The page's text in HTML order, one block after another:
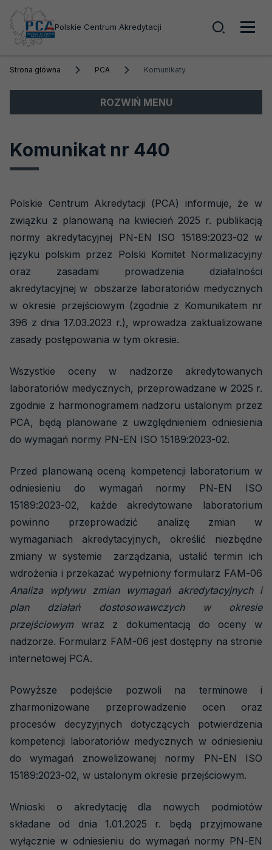
Polskie Centrum Akredytacji
Strona główna PCA Komunikaty
ROZWIŃ MENU
Obszary akredytacji
Akredytacja krok po kroku
Szkolenia
PCA
O nas
Kierownictwo
Aktualności
Komunikaty
Współpraca międzynarodowa
Przetargi
Działania promocyjne
się
nowej
Kariera
Kontakt
Komunikat nr 440
Polskie Centrum Akredytacji (PCA) informuje, że w
związku z planowaną na kwiecień 2025 r. publikacją
normy akredytacyjnej PN-EN ISO 15189:2023-02 w
języku polskim przez Polski Komitet Normalizacyjny
oraz zasadami prowadzenia działalności
akredytacyjnej w obszarze laboratoriów medycznych
w okresie przejściowym (zgodnie z Komunikatem nr
396 z dnia 17.03.2023 r.), wprowadza zaktualizowane
zasady postępowania w tym okresie.
Wszystkie oceny w nadzorze akredytowanych
laboratoriów medycznych, przeprowadzane w 2025 r.
zgodnie z harmonogramem nadzoru ustalonym przez
PCA, będą planowane z uwzględnieniem odniesienia
do wymagań normy PN-EN ISO 15189:2023-02.
Przed planowaną oceną kompetencji laboratorium w
odniesieniu do wymagań normy PN-EN ISO
15189:2023-02, każde akredytowane laboratorium
powinno przeprowadzić analizę zmian w
wymaganiach akredytacyjnych, określić niezbędne
zmiany w systemie zarządzania, ustalić termin ich
wdrożenia i przekazać wypełniony formularz FAM-06
Analiza wpływu zmian wymagań akredytacyjnych i
plan działań dostosowawczych w okresie
przejściowymwraz z dokumentacją do oceny w
nadzorze. Formularz FAM-06 jest dostępny na stronie
internetowej PCA.
Powyższe podejście pozwoli na terminowe i
zharmonizowane przeprowadzenie ocen oraz
procesów decyzyjnych dotyczących potwierdzenia
kompetencji laboratoriów medycznych w odniesieniu
do wymagań znowelizowanej normy PN-EN ISO
15189:2023-02, w ustalonym okresie przejściowym.
Wnioski o akredytację dla nowych podmiotów
składane od dnia 1.01.2025 r. będą przyjmowane
wyłącznie w odniesieniu do wymagań normy PN-EN